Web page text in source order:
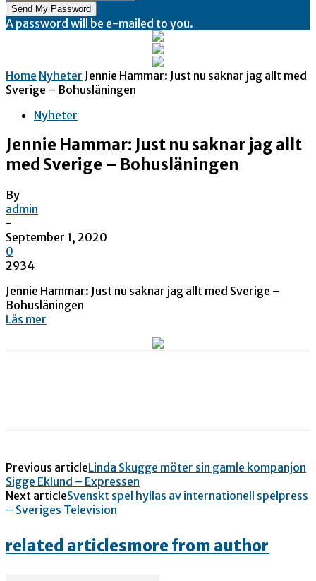
A password will be e-mailed to you.
Home Nyheter Jennie Hammar: Just nu saknar jag allt med
Sverige – Bohusläningen
Nyheter
Jennie Hammar: Just nu saknar jag allt
med Sverige – Bohusläningen
By
admin
-
September 1, 2020
0
2934
Jennie Hammar: Just nu saknar jag allt med Sverige –
Bohusläningen
Läs mer
Previous articleLinda Skugge möter sin gamle kompanjon
Sigge Eklund – Expressen
Next articleSvenskt spel hyllas av internationell spelpress
– Sveriges Television
related articlesmore from author